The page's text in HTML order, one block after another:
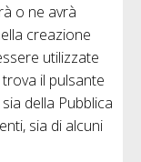
o ne avrà
creazione
utilizzate
il pulsante
della Pubblica
sia di alcuni